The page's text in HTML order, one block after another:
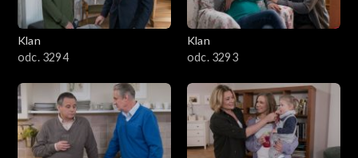
3401–3500
3201–3300
3101–3200
Klan
odc. 3294
Klan
odc. 3293